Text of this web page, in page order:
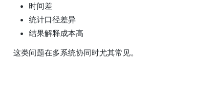
时间差
统计口径差异
结果解释成本高
这类问题在多系统协同时尤其常见。